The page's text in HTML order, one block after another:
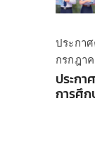
ประกา
กรกฎา
ประกา
การศึก